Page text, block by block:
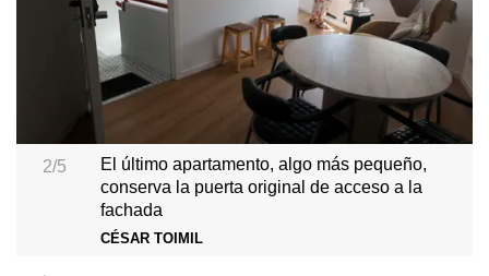
2/5
El último apartamento, algo más pequeño,
conserva la puerta original de acceso a la
fachada
CÉSAR TOIMIL